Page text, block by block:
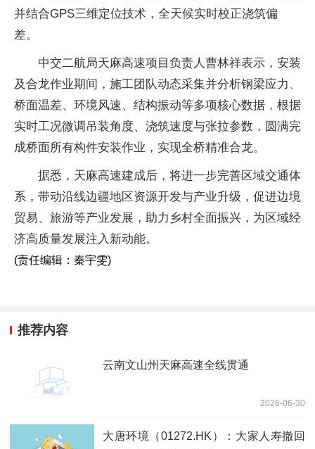
并结合GPS三维定位技术，全天候实时校正浇筑偏
差。
中交二航局天麻高速项目负责人曹林祥表示，安装
及合龙作业期间，施工团队动态采集并分析钢梁应力、
桥面温差、环境风速、结构振动等多项核心数据，根据
实时工况微调吊装角度、浇筑速度与张拉参数，圆满完
成桥面所有构件安装作业，实现全桥精准合龙。
据悉，天麻高速建成后，将进一步完善区域交通体
系，带动沿线边疆地区资源开发与产业升级，促进边境
贸易、旅游等产业发展，助力乡村全面振兴，为区域经
济高质量发展注入新动能。
(责任编辑：秦宇雯)
推荐内容
云南文山州天麻高速全线贯通
2026-06-30
大唐环境（01272.HK）：大家人寿撤回